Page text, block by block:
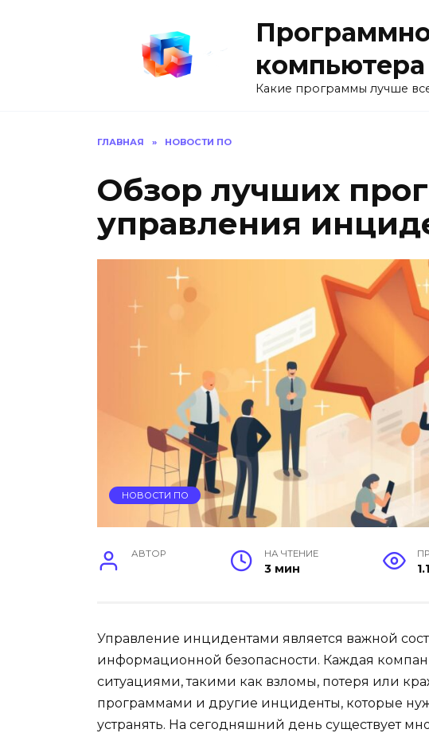
компьютера
Какие программы лучше
ГЛАВНАЯ » НОВОСТИ ПО
Обзор лучших
управления
НОВОСТИ ПО
АВТОР НА ЧТЕНИЕ
3 мин
Управление инцидентами является важной
информационной безопасности. Каждая
ситуациями, такими как взломы, потеря или
программами и другие инциденты, которые
устранять. На сегодняшний день существует